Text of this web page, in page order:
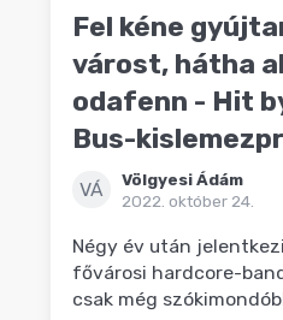
Fel kéne
várost, hátha
odafenn - Hit
Bus-
VÁ
Völgyesi Ádám
2022. október 24.
Négy év után
fővárosi hardcore-
csak még